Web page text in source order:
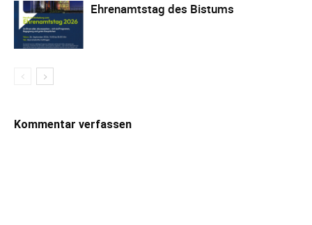
Ehrenamtstag des Bistums
Kommentar verfassen